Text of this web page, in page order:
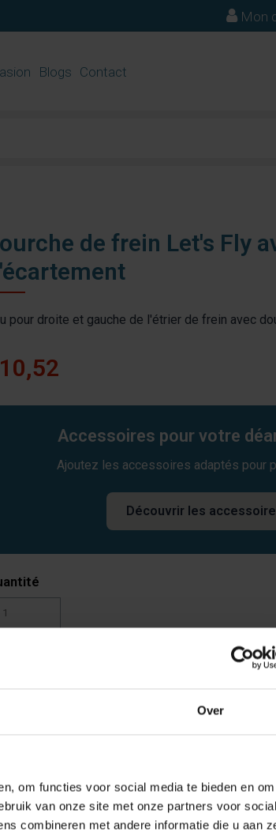
Over
om functies voor social media te bieden en
van onze site met onze partners voor social
combineren met andere informatie die u aan
Mon
Blogs Contact
de frein Let's Fly
pour droite et gauche de l'étrier de frein avec
Accessoires pour votre
Ajoutez les accessoires adaptés pour
Découvrir les